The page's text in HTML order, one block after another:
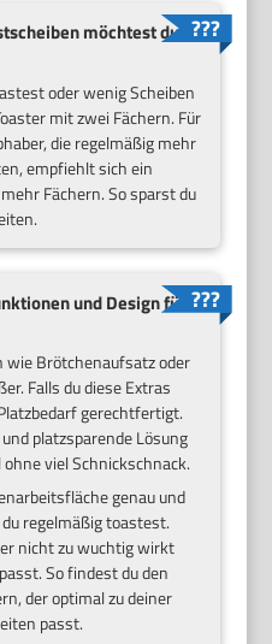
möchtest du
oder wenig Scheiben
mit zwei Fächern. Für
die regelmäßig mehr
empfiehlt sich ein
Fächern. So sparst du
und Design für
Brötchenaufsatz oder
Falls du diese Extras
gerechtfertigt.
platzsparende Lösung
viel Schnickschnack.
genau und
regelmäßig toastest.
nicht zu wuchtig wirkt
So findest du den
der optimal zu deiner
passt.